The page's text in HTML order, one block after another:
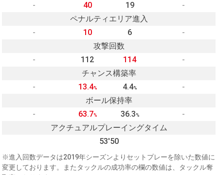
-
40 19
-
ペナルティエリア進入
-
10 6
-
攻撃回数
-
112 114
-
チャンス構築率
-
13.4% 4.4%
-
ボール保持率
-
63.7% 36.3%
-
アクチュアルプレーイングタイム
53'50
※進入回数データは2019年シーズンよりセットプレーを除いた数値に
変更しております。またタックルの成功率の欄の数値は、タックル奪